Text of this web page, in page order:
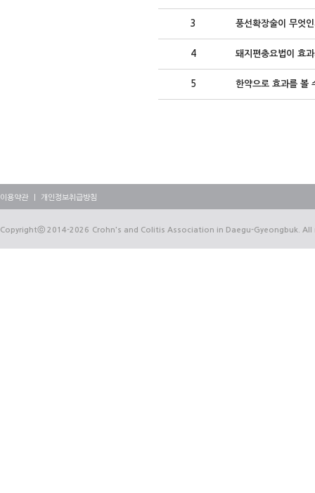
3 풍선확장술이 무엇
4 돼지편충요법이 효
5 한약으로 효과를 볼
이용약관 개인정보취급방침
Copyrightⓒ 2014-2026 Crohn's and Colitis Association in Daegu-Gyeongbuk. All